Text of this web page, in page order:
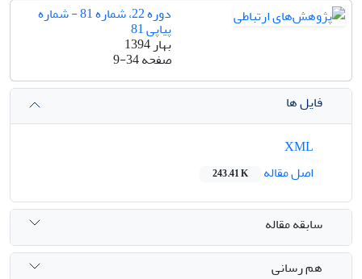
دوره 22، شماره 81 - شماره
پیاپی 81
بهار 1394
صفحه9-34
فایل ها
اصل مقاله
243.41 K
سابقه مقاله
هم رسانی